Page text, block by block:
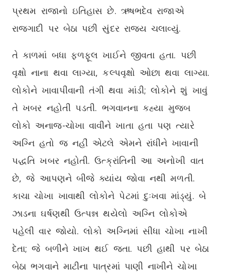
પ્રથમ રાજાનો ઇતિહાસ છે. ઋષભદેવ રાજાએ
રાજગાદી પર બેઠા પછી સુંદર રાજ્ય ચલાવ્યું.
તે કાળમાં બધા ફળફૂલ ખાઈને જીવતા હતા. પછી
વૃક્ષો નાના થવા લાગ્યા, કલ્પવૃક્ષો ઓછા થવા લાગ્યા.
લોકોને ખાવાપીવાની તંગી થવા માંડી; લોકોને શું ખાવું
તે ખબર નહોતી પડતી. ભગવાનના કહ્યા મુજબ
લોકો અનાજ-ચોખા વાવીને ખાતા હતા પણ ત્યારે
અગ્નિ હતો જ નહીં એટલે એમને રાંધીને ખાવાની
પદ્ધતિ ખબર નહોતી. ઉત્ક્રાંતિની આ અનોખી વાત
છે, જે આપણને બીજે ક્યાંય જોવા નથી મળતી.
કાચા ચોખા ખાવાથી લોકોને પેટમાં દુઃખવા માંડ્યું. બે
ઝાડના ઘર્ષણથી ઉત્પન્ન થયેલો અગ્નિ લોકોએ
પહેલી વાર જોયો. લોકો અગ્નિમાં સીધા ચોખા નાખી
દેતા; જે બળીને ખાખ થઈ જતા. પછી હાથી પર બેઠા
બેઠા ભગવાને માટીના પાત્રમાં પાણી નાખીને ચોખા